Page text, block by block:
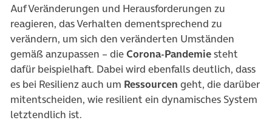
Auf Veränderungen und Herausforderungen zu
reagieren, das Verhalten dementsprechend zu
verändern, um sich den veränderten Umständen
gemäß anzupassen – dieCorona-Pandemiesteht
dafür beispielhaft. Dabei wird ebenfalls deutlich, dass
es bei Resilienz auch um Ressourcen geht, die darüber
mitentscheiden, wie resilient ein dynamisches System
letztendlich ist.